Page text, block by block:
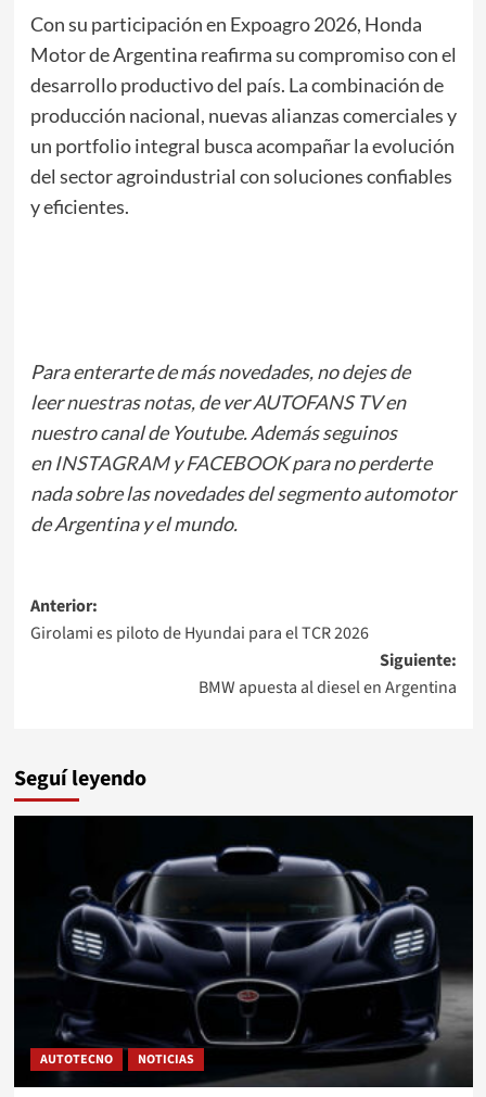
Con su participación en Expoagro 2026, Honda
Motor de Argentina reafirma su compromiso con el
desarrollo productivo del país. La combinación de
producción nacional, nuevas alianzas comerciales y
un portfolio integral busca acompañar la evolución
del sector agroindustrial con soluciones confiables
y eficientes.
Para enterarte de más novedades, no dejes de
leernuestras notas, de verAUTOFANS TVen
nuestro canal de Youtube. Además seguinos
enINSTAGRAMyFACEBOOKpara no perderte
nada sobre las novedades del segmento automotor
de Argentina y el mundo.
Navegación
de
Anterior:
Girolami es piloto de Hyundai para el TCR 2026
Siguiente:
BMW apuesta al diesel en Argentina
Seguí leyendo
AUTOTECNO NOTICIAS